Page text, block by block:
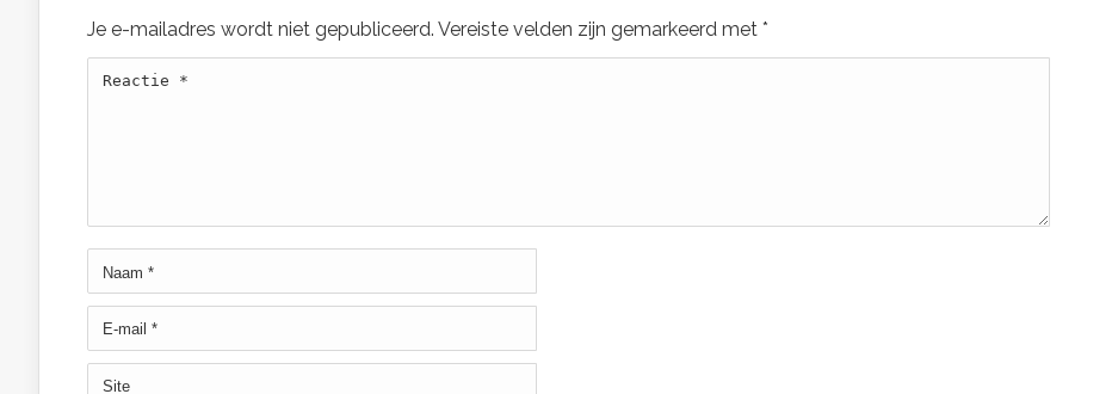
Je e-mailadres wordt niet gepubliceerd. Vereiste velden zijn gemarkeerd met *